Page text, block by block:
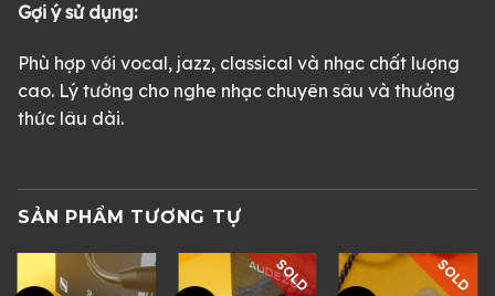
Gợi ý sử dụng:
Phù hợp với vocal, jazz, classical và nhạc chất lượng
cao. Lý tưởng cho nghe nhạc chuyên sâu và thưởng
thức lâu dài.
SẢN PHẨM TƯƠNG TỰ
SOLD SOLD